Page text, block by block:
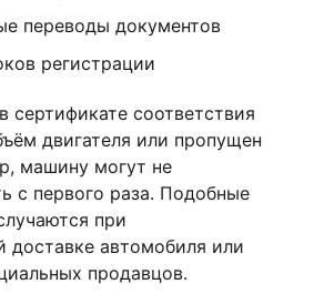
переводы документов
регистрации
сертификате соответствия
двигателя или пропущен
машину могут не
с первого раза. Подобные
при
доставке автомобиля или
продавцов.